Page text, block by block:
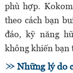
phù hợp.
theo cách bạn
đáo, kỹ năng
không khiến bạn
Những lý do